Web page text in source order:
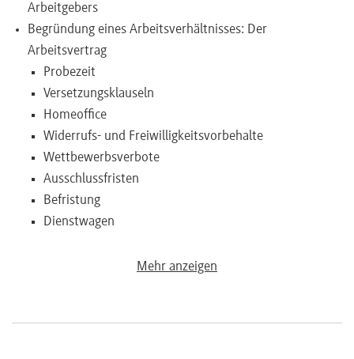
Arbeitgebers
Begründung eines Arbeitsverhältnisses: Der
Arbeitsvertrag
Probezeit
Versetzungsklauseln
Homeoffice
Widerrufs- und Freiwilligkeitsvorbehalte
Wettbewerbsverbote
Ausschlussfristen
Befristung
Dienstwagen
Das laufende Arbeitsverhältnis
Mehr anzeigen